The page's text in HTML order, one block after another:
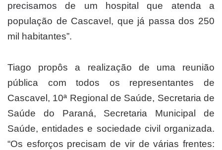
precisamos de um hospital que atenda a
população de Cascavel, que já passa dos 250
mil habitantes”.
Tiago propôs a realização de uma reunião
pública com todos os representantes de
Cascavel, 10ª Regional de Saúde, Secretaria de
Saúde do Paraná, Secretaria Municipal de
Saúde, entidades e sociedade civil organizada.
“Os esforços precisam de vir de várias frentes: